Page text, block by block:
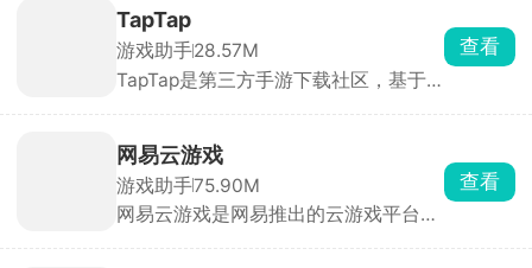
意调整，找到最适合自己的游戏画面，
提高极致的游戏体验，享受超清的爽
感。除此以外，软件内还提供了准星工
具、bmi计算机、电子沐浴等功能，软
TapTap
游戏助手28.57M
TapTap是第三方手游下载社区，基于
来自平台实名玩家，帮助快速种草。云
玩游戏无需下载，点开即玩 30 分钟高
清流式试玩，省存储、低配置也能体验
3A 手游。每款游戏自带论坛，支持图
查看
网易云游戏
游戏助手75.90M
网易云游戏是网易推出的云游戏平台，
查看